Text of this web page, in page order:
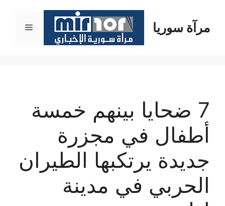
المحتوىمرآة سوريا القائمة
7 ضحايا بينهم خمسة
أطفال في مجزرة
جديدة يرتكبها الطيران
الحربي في مدينة